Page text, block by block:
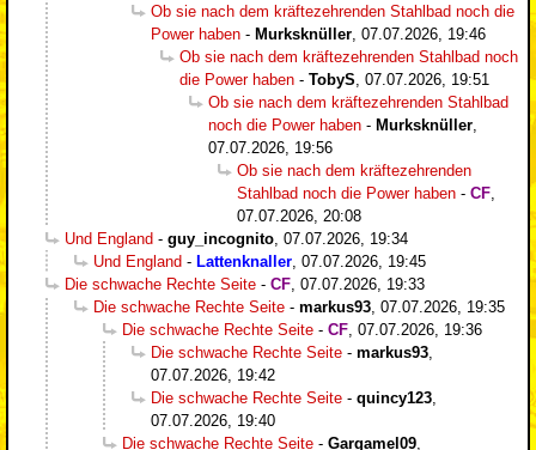
Ob sie nach dem kräftezehrenden Stahlbad noch die
Power haben - Murksknüller 07.07.2026, 19:46
Ob sie nach dem kräftezehrenden Stahlbad noch
die Power haben - TobyS 07.07.2026, 19:51
Ob sie nach dem kräftezehrenden Stahlbad
noch die Power haben - Murksknüller
07.07.2026, 19:56
Ob sie nach dem kräftezehrenden
Stahlbad noch die Power haben - CF
07.07.2026, 20:08
Und England - guy_incognito 07.07.2026, 19:34
Und England - Lattenknaller 07.07.2026, 19:45
Die schwache Rechte Seite - CF 07.07.2026, 19:33
Die schwache Rechte Seite - markus93 07.07.2026, 19:35
Die schwache Rechte Seite - CF 07.07.2026, 19:36
Die schwache Rechte Seite - markus93
07.07.2026, 19:42
Die schwache Rechte Seite - quincy123
07.07.2026, 19:40
Die schwache Rechte Seite - Gargamel09